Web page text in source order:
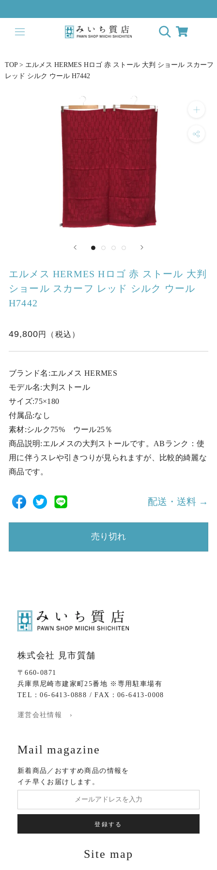
キ
て
コ
TOP > エルメス HERMES Hロゴ 赤 ストール 大判 ショール スカーフ
レッド シルク ウール H7442
エルメス HERMES Hロゴ 赤 ストール 大判
ショール スカーフ レッド シルク ウール
H7442
49,800
ブランド名:エルメス HERMES
モデル名:大判ストール
サイズ:75×180
付属品:なし
素材:シルク75% ウール25％
商品説明:エルメスの大判ストールです。ABランク：使
用に伴うスレや引きつりが見られますが、比較的綺麗な
商品です。
配送・送料 →
売り切れ
株式会社 見市質舗
〒660-0871
兵庫県尼崎市建家町25番地 ※専用駐車場有
TEL：06-6413-0888 / FAX：06-6413-0008
運営会社情報 ›
Mail magazine
新着商品／おすすめ商品の情報を
イチ早くお届けします。
登録する
Site map